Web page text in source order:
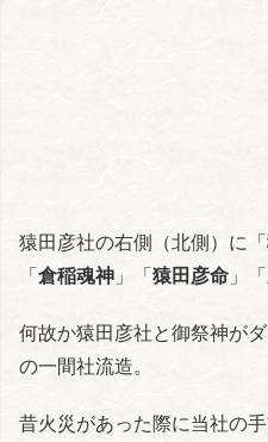
猿田彦社の右側（北側）に「
「倉稲魂神 」「猿田彦命 」「
何故か猿田彦社と御祭神が
の一間社流造。
昔火災があった際に当社の